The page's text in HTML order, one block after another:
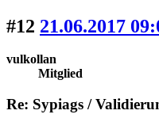
#12 21.06.2017
vulkollan
Mitglied
Re: Sypiags /